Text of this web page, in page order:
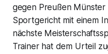
gegen Preußen Münster
Sportgericht mit einem
nächste
Trainer hat dem Urteil